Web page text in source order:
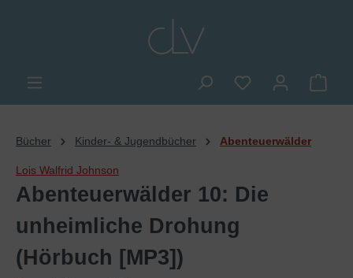
Du hast 0
Bücher Kinder- & Jugendbücher Abenteuerwälder
Lois Walfrid Johnson
Abenteuerwälder 10: Die
unheimliche Drohung
(Hörbuch [MP3])